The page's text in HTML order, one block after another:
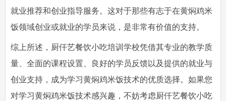
就业推荐和创业指导服务。这对于那些有志于在黄焖鸡米
饭领域创业或就业的学员来说，是非常有价值的支持。
综上所述，厨仟艺餐饮小吃培训学校凭借其专业的教学质
量、全面的课程设置、良好的学员反馈以及提供的就业与
创业支持，成为学习黄焖鸡米饭技术的优质选择。如果您
对学习黄焖鸡米饭技术感兴趣，不妨考虑厨仟艺餐饮小吃